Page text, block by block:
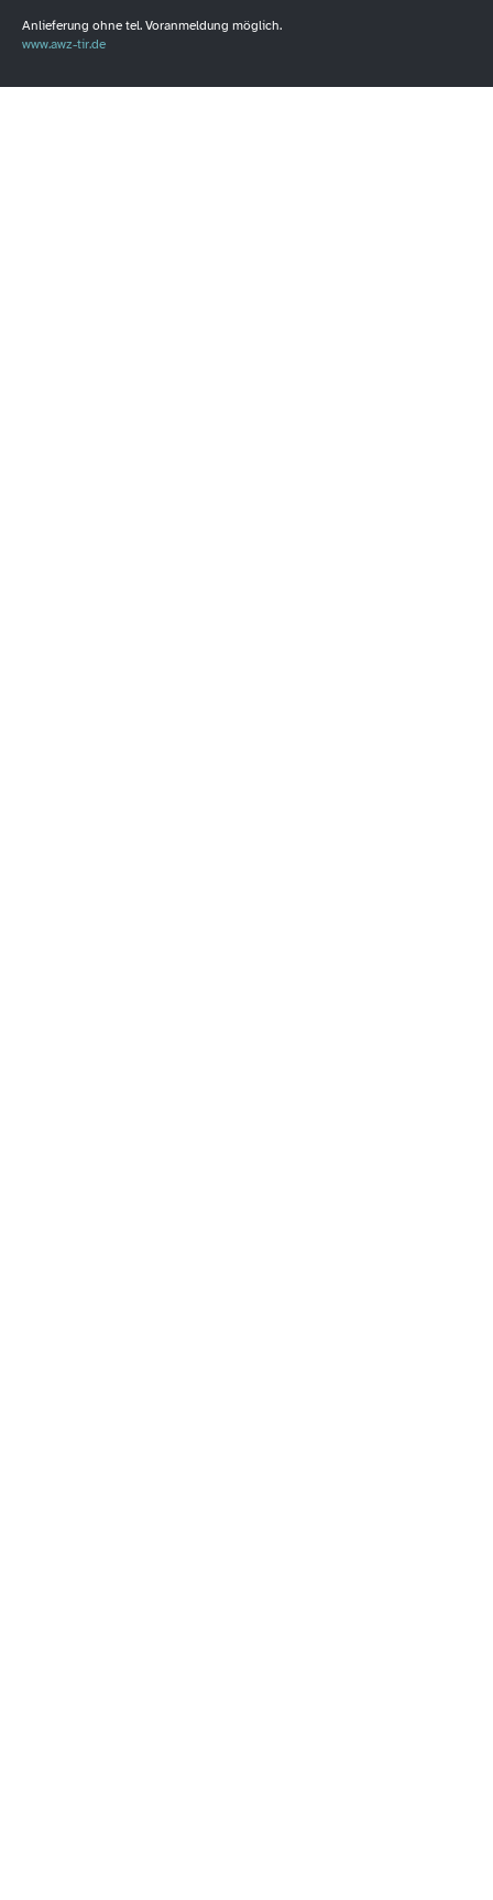
Anlieferung ohne tel. Voranmeldung möglich.
www.awz-tir.de